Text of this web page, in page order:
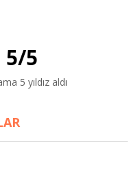
5/5
5 yıldız aldı
Olgun Hasat
Naturel Sızma
(5lt, Soğuk
- Bilgem
Zeytincilik